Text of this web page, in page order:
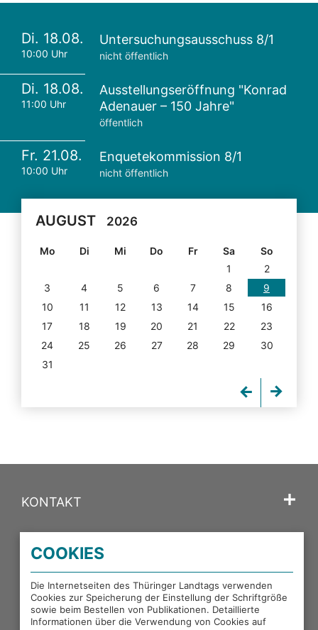
Di. 18.08.
10:00 Uhr
Untersuchungsausschuss 8/1
nicht öffentlich
Di. 18.08.
11:00 Uhr
Ausstellungseröffnung "Konrad
Adenauer – 150 Jahre"
öffentlich
Fr. 21.08.
10:00 Uhr
Enquetekommission 8/1
nicht öffentlich
AUGUST 2026
Mo Di Mi Do Fr Sa
So
1
2
3
4 5 6 7 8
9
10
11 12 13 14 15
16
17
18 19 20 21 22
23
24
25 26 27 28 29
30
31
KONTAKT
PORTALE DES THÜRINGER LANDTAGS
EXTERNE LINKS
COOKIES
Die Internetseiten des Thüringer Landtags verwenden
Cookies zur Speicherung der Einstellung der Schriftgröße
sowie beim Bestellen von Publikationen. Detaillierte
Informationen über die Verwendung von Cookies auf